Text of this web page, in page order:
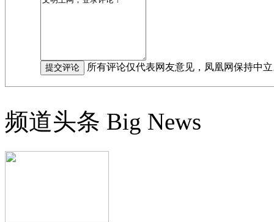
所有评论仅代表网友意见，凤凰网保持中
频道头条 Big News